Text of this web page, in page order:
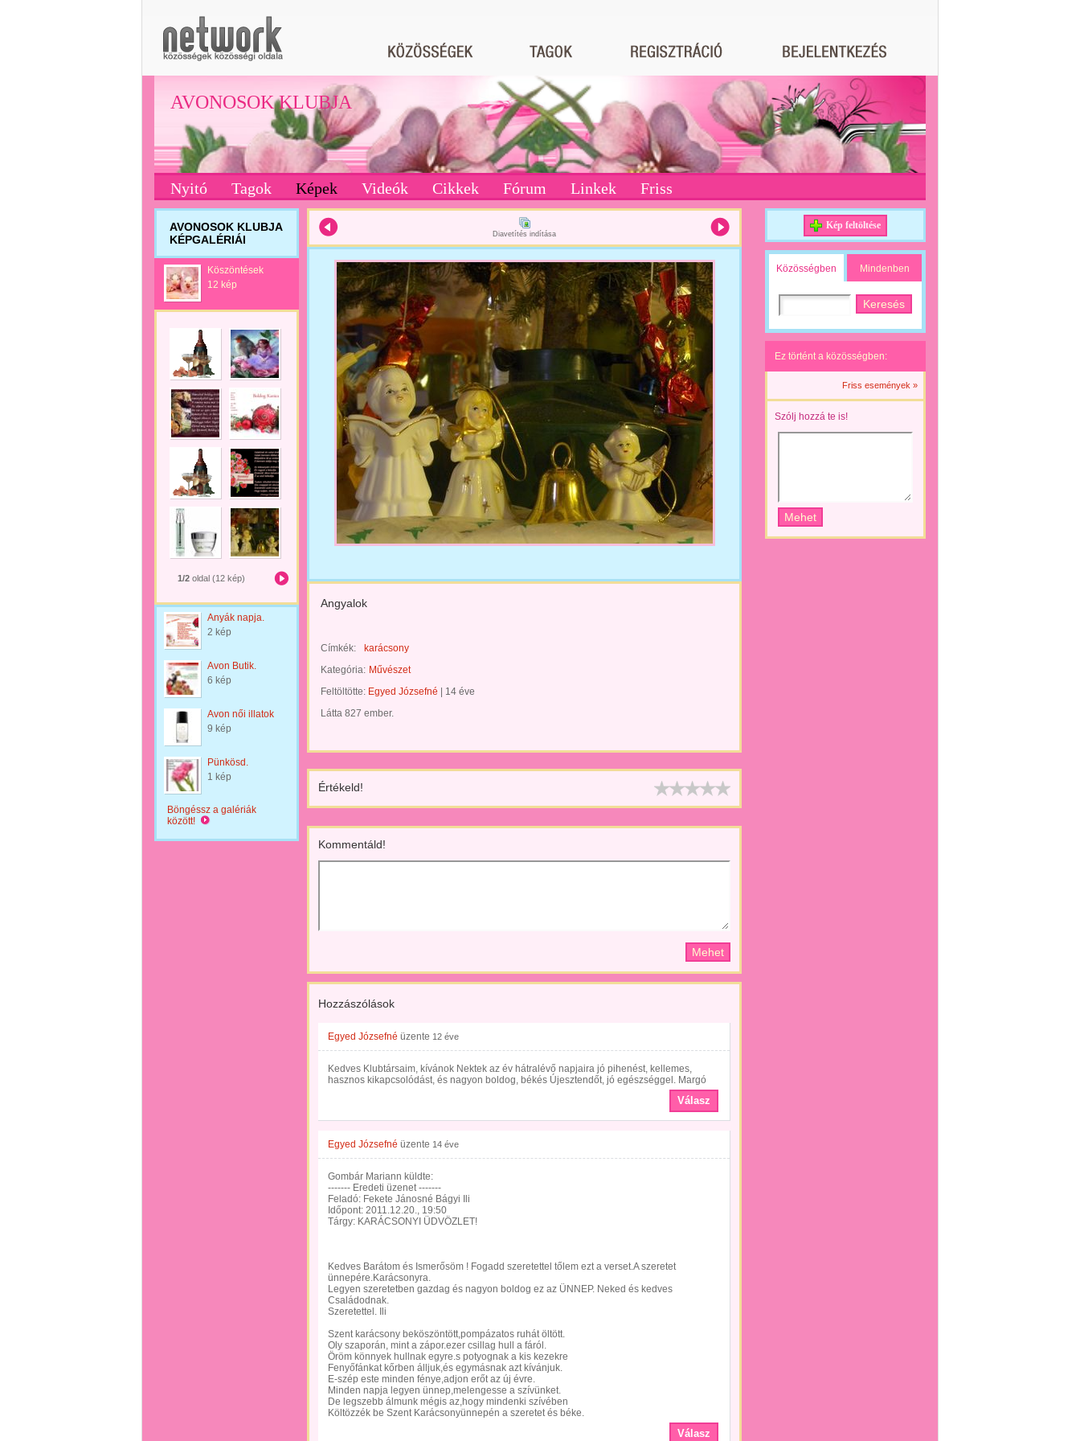
AVONOSOK KLUBJA
Nyitó Tagok Képek Videók Cikkek Fórum Linkek Friss
AVONOSOK KLUBJA
KÉPGALÉRIÁI
Köszöntések
12 kép
1/2 oldal (12 kép)
Anyák napja.
2 kép
Avon Butik.
6 kép
Avon női illatok
9 kép
Pünkösd.
1 kép
Böngéssz a galériák
között!
Diavetítés indítása
Angyalok
Címkék:
karácsony
Kategória: Művészet
Feltöltötte: Egyed Józsefné
14 éve
Látta 827 ember.
Értékeld!
Kommentáld!
Hozzászólások
Egyed Józsefné üzente 12 éve
Kedves Klubtársaim, kívánok Nektek az év hátralévő napjaira jó pihenést, kellemes,
hasznos kikapcsolódást, és nagyon boldog, békés Újesztendőt, jó egészséggel. Margó
Válasz
Egyed Józsefné üzente 14 éve
Gombár Mariann küldte:
------- Eredeti üzenet -------
Feladó: Fekete Jánosné Bágyi Ili
Időpont: 2011.12.20., 19:50
Tárgy: KARÁCSONYI ÜDVÖZLET!
Kedves Barátom és Ismerősöm ! Fogadd szeretettel tőlem ezt a verset.A szeretet
ünnepére.Karácsonyra.
Legyen szeretetben gazdag és nagyon boldog ez az ÜNNEP. Neked és kedves
Családodnak.
Szeretettel. Ili
Szent karácsony beköszöntött,pompázatos ruhát öltött.
Oly szaporán, mint a zápor.ezer csillag hull a fáról.
Öröm könnyek hullnak egyre.s potyognak a kis kezekre
Fenyőfánkat kőrben álljuk,és egymásnak azt kívánjuk.
E-szép este minden fénye,adjon erőt az új évre.
Minden napja legyen ünnep,melengesse a szívünket.
De legszebb álmunk mégis az,hogy mindenki szívében
Költözzék be Szent Karácsonyünnepén a szeretet és béke.
Válasz
Kép feltöltése
Közösségben Mindenben
Ez történt a közösségben:
Friss események »
Szólj hozzá te is!